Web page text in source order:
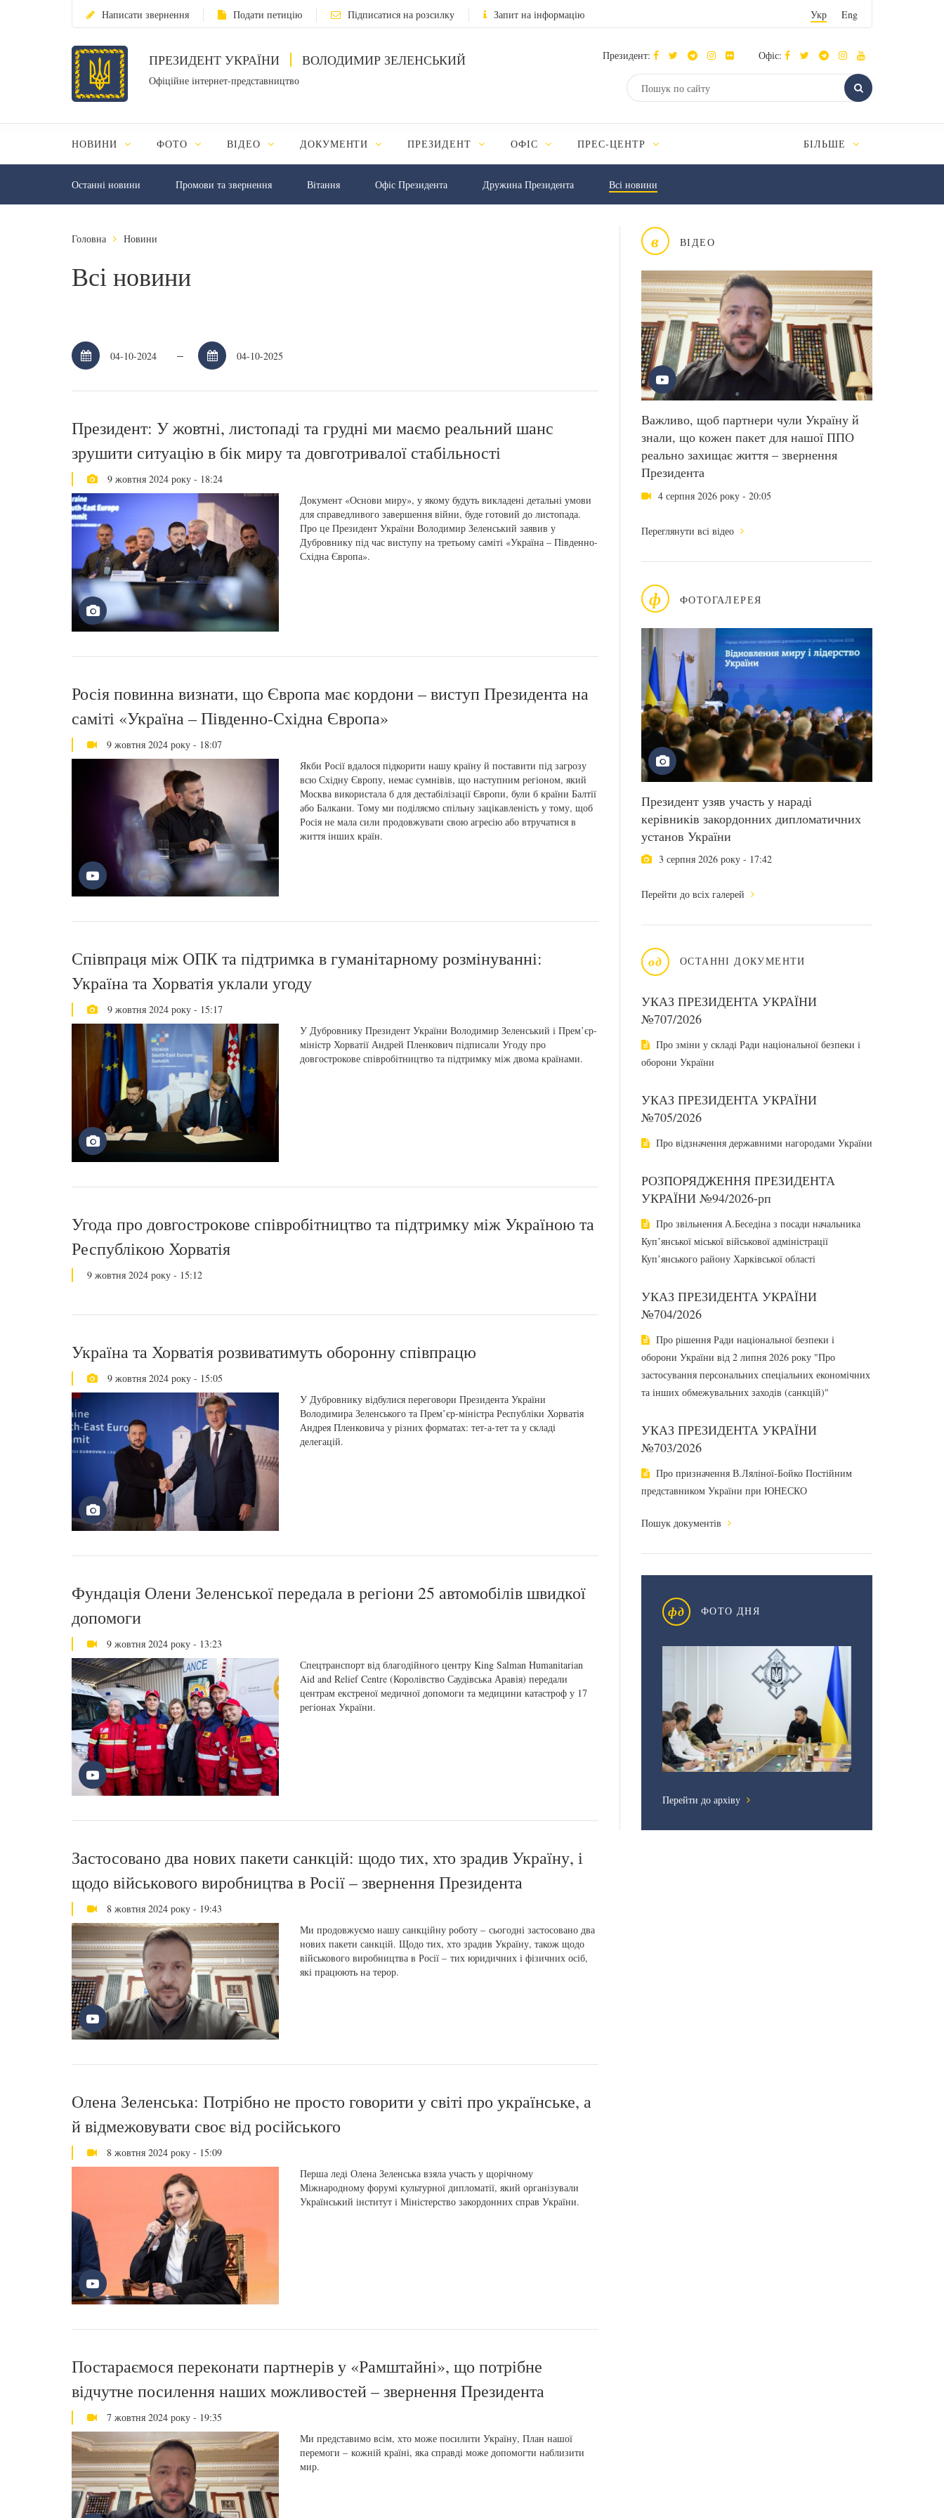
Написати звернення Подати петицію Підписатися на розсилку Запит на інформацію Укр Eng
ПРЕЗИДЕНТ УКРАЇНИ ВОЛОДИМИР ЗЕЛЕНСЬКИЙ
Офіційне інтернет-представництво
Президент: Офіс:
НОВИНИ ФОТО ВІДЕО ДОКУМЕНТИ ПРЕЗИДЕНТ ОФІС ПРЕС-ЦЕНТР БІЛЬШЕ
Останні новини Промови та звернення Вiтання Офіс Президента Дружина Президента Всі новини
в ВІДЕО
Важливо, щоб партнери чули Україну й
знали, що кожен пакет для нашої ППО
реально захищає життя – звернення
Президента
4 серпня 2026 року - 20:05
Переглянути всі відео
ф ФОТОГАЛЕРЕЯ
Президент узяв участь у нараді
керівників закордонних дипломатичних
установ України
3 серпня 2026 року - 17:42
Перейти до всіх галерей
од ОСТАННІ ДОКУМЕНТИ
УКАЗ ПРЕЗИДЕНТА УКРАЇНИ
№707/2026
Про зміни у складі Ради національної безпеки і
оборони України
УКАЗ ПРЕЗИДЕНТА УКРАЇНИ
№705/2026
Про відзначення державними нагородами України
РОЗПОРЯДЖЕННЯ ПРЕЗИДЕНТА
УКРАЇНИ №94/2026-рп
Про звільнення А.Беседіна з посади начальника
Купʼянської міської військової адміністрації
Купʼянського району Харківської області
УКАЗ ПРЕЗИДЕНТА УКРАЇНИ
№704/2026
Про рішення Ради національної безпеки і
оборони України від 2 липня 2026 року "Про
застосування персональних спеціальних економічних
та інших обмежувальних заходів (санкцій)"
УКАЗ ПРЕЗИДЕНТА УКРАЇНИ
№703/2026
Про призначення В.Ляліної-Бойко Постійним
представником України при ЮНЕСКО
Пошук документів
фд ФОТО ДНЯ
Перейти до архіву
Головна Новини
Всі новини
–
Президент: У жовтні, листопаді та грудні ми маємо реальний шанс
зрушити ситуацію в бік миру та довготривалої стабільності
9 жовтня 2024 року - 18:24
Документ «Основи миру», у якому будуть викладені детальні умови
для справедливого завершення війни, буде готовий до листопада.
Про це Президент України Володимир Зеленський заявив у
Дубровнику під час виступу на третьому саміті «Україна – Південно-
Східна Європа».
Росія повинна визнати, що Європа має кордони – виступ Президента на
саміті «Україна – Південно-Східна Європа»
9 жовтня 2024 року - 18:07
Якби Росії вдалося підкорити нашу країну й поставити під загрозу
всю Східну Європу, немає сумнівів, що наступним регіоном, який
Москва використала б для дестабілізації Європи, були б країни Балтії
або Балкани. Тому ми поділяємо спільну зацікавленість у тому, щоб
Росія не мала сили продовжувати свою агресію або втручатися в
життя інших країн.
Співпраця між ОПК та підтримка в гуманітарному розмінуванні:
Україна та Хорватія уклали угоду
9 жовтня 2024 року - 15:17
У Дубровнику Президент України Володимир Зеленський і Прем’єр-
міністр Хорватії Андрей Пленкович підписали Угоду про
довгострокове співробітництво та підтримку між двома країнами.
Угода про довгострокове співробітництво та підтримку між Україною та
Республікою Хорватія
9 жовтня 2024 року - 15:12
Україна та Хорватія розвиватимуть оборонну співпрацю
9 жовтня 2024 року - 15:05
У Дубровнику відбулися переговори Президента України
Володимира Зеленського та Прем’єр-міністра Республіки Хорватія
Андрея Пленковича у різних форматах: тет-а-тет та у складі
делегацій.
Фундація Олени Зеленської передала в регіони 25 автомобілів швидкої
допомоги
9 жовтня 2024 року - 13:23
Спецтранспорт від благодійного центру King Salman Humanitarian
Aid and Relief Centre (Королівство Саудівська Аравія) передали
центрам екстреної медичної допомоги та медицини катастроф у 17
регіонах України.
Застосовано два нових пакети санкцій: щодо тих, хто зрадив Україну, і
щодо військового виробництва в Росії – звернення Президента
8 жовтня 2024 року - 19:43
Ми продовжуємо нашу санкційну роботу – сьогодні застосовано два
нових пакети санкцій. Щодо тих, хто зрадив Україну, також щодо
військового виробництва в Росії – тих юридичних і фізичних осіб,
які працюють на терор.
Олена Зеленська: Потрібно не просто говорити у світі про українське, а
й відмежовувати своє від російського
8 жовтня 2024 року - 15:09
Перша леді Олена Зеленська взяла участь у щорічному
Міжнародному форумі культурної дипломатії, який організували
Український інститут і Міністерство закордонних справ України.
Постараємося переконати партнерів у «Рамштайні», що потрібне
відчутне посилення наших можливостей – звернення Президента
7 жовтня 2024 року - 19:35
Ми представимо всім, хто може посилити Україну, План нашої
перемоги – кожній країні, яка справді може допомогти наблизити
мир.